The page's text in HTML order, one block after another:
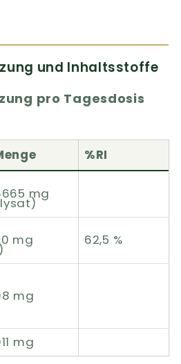
und Inhaltsstoffe
pro Tagesdosis
%RI
mg
mg 62,5 %
mg
mg